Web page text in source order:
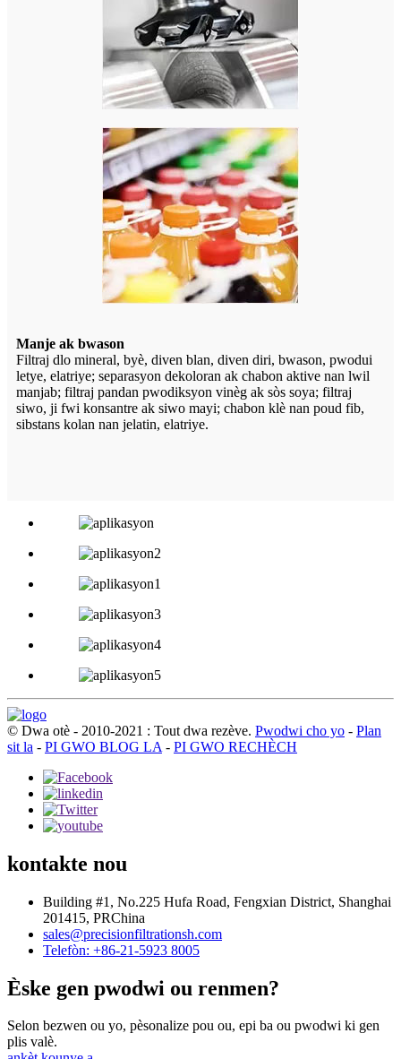
Manje ak bwason
Filtraj dlo mineral, byè, diven blan, diven diri, bwason, pwodui
letye, elatriye; separasyon dekoloran ak chabon aktive nan lwil
manjab; filtraj pandan pwodiksyon vinèg ak sòs soya; filtraj
siwo, ji fwi konsantre ak siwo mayi; chabon klè nan poud fib,
sibstans kolan nan jelatin, elatriye.
© Dwa otè - 2010-2021 : Tout dwa rezève. Pwodwi cho yo - Plan
sit la - PI GWO BLOG LA - PI GWO RECHÈCH
kontakte nou
Building #1, No.225 Hufa Road, Fengxian District, Shanghai
201415, PRChina
sales@precisionfiltrationsh.com
Telefòn: +86-21-5923 8005
Èske gen pwodwi ou renmen?
Selon bezwen ou yo, pèsonalize pou ou, epi ba ou pwodwi ki gen
plis valè.